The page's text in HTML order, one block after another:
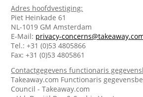
Adres hoofdvestiging:
Piet Heinkade 61
NL-1019 GM Amsterdam
E-Mail: privacy-
Tel.: +31 (0)53 4805866
Fax: +31 (0)53 4805861
Contactgegevens functionaris
Takeaway.com Functionaris
Council - Takeaway.com